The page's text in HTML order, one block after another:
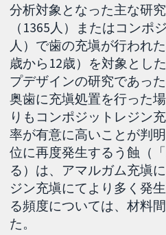
分析対象となった主な研
（1365人）またはコンポ
人）で歯の充塡が行われ
歳から12歳）を対象とし
プデザインの研究であっ
奥歯に充塡処置を行った
りもコンポジットレジン
率が有意に高いことが判
位に再度発生するう蝕（
る）は、アマルガム充塡
ジン充塡にてより多く発
る頻度については、材料
た。